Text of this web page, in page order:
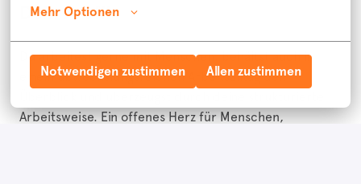
Mehr Optionen
Notwendigen zustimmen Allen zustimmen
Dein Profil
Du arbeitest gerne mit Menschen, behältst auch in
einem abwechslungsreichen Arbeitsalltag den
Arbeitsweise. Ein offenes Herz für Menschen,